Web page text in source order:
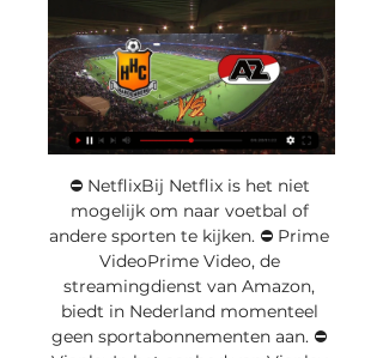
⛔️ NetflixBij Netflix is het niet
mogelijk om naar voetbal of
andere sporten te kijken. ⛔️ Prime
VideoPrime Video, de
streamingdienst van Amazon,
biedt in Nederland momenteel
geen sportabonnementen aan. ⛔️